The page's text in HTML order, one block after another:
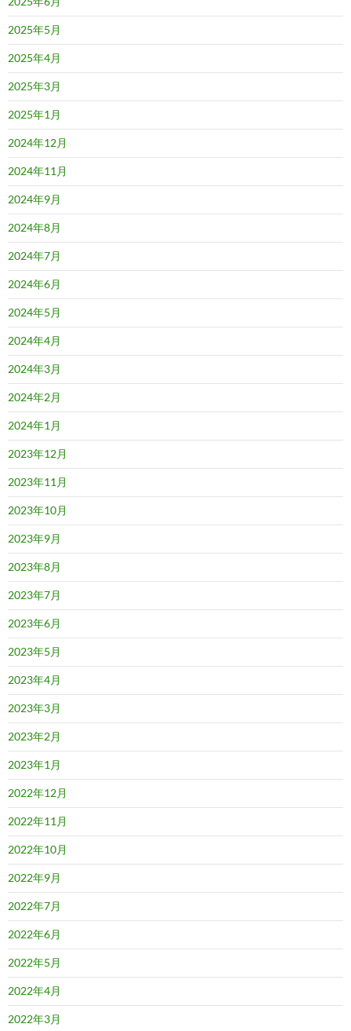
2025年5月
2025年4月
2025年3月
2025年1月
2024年12月
2024年11月
2024年9月
2024年8月
2024年7月
2024年6月
2024年5月
2024年4月
2024年3月
2024年2月
2024年1月
2023年12月
2023年11月
2023年10月
2023年9月
2023年8月
2023年7月
2023年6月
2023年5月
2023年4月
2023年3月
2023年2月
2023年1月
2022年12月
2022年11月
2022年10月
2022年9月
2022年7月
2022年6月
2022年5月
2022年4月
2022年3月